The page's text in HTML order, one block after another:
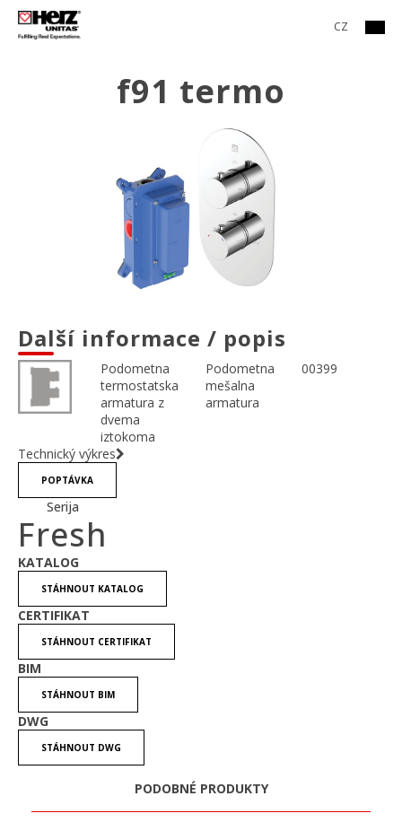
CZ
f91 termo
Další informace / popis
Podometna
termostatska
armatura z
dvema
iztokoma
Podometna
mešalna
armatura
00399
Technický výkres
POPTÁVKA
Serija
Fresh
KATALOG
STÁHNOUT KATALOG
CERTIFIKAT
STÁHNOUT CERTIFIKAT
BIM
STÁHNOUT BIM
DWG
STÁHNOUT DWG
PODOBNÉ PRODUKTY